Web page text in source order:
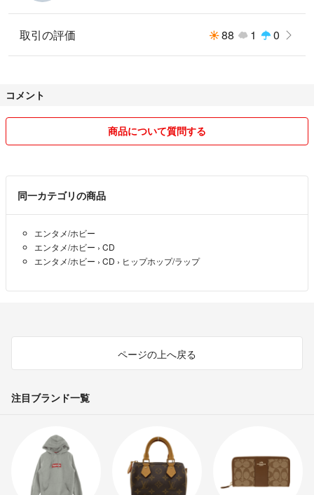
9. Soft Miditation
11. Qujannamiik
15. Good Time feat. Inga Paula
17. 四智梵語 (Shichibongo)
取引の評価 88 1 0
コメント
商品について質問する
同一カテゴリの商品
エンタメ/ホビー
エンタメ/ホビー › CD
エンタメ/ホビー › CD › ヒップホップ/ラップ
ページの上へ戻る
注目ブランド一覧